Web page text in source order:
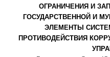
ОГРАНИЧЕНИЯ И
ГОСУДАРСТВЕННОЙ И
ЭЛЕМЕНТЫ
ПРОТИВОДЕЙСТВИЯ